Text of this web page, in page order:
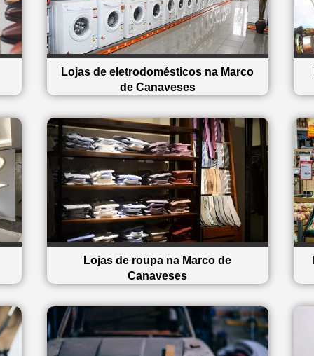
Lojas de eletrodomésticos na Marco
de Canaveses
Lojas de roupa na Marco de
Canaveses